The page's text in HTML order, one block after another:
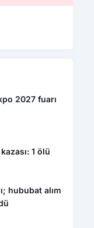
2027 fuarı
1 ölü
hububat alım